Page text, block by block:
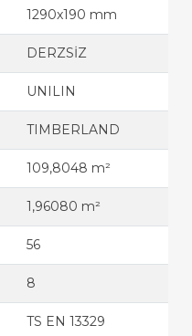
1290x190 mm
DERZSİZ
UNILIN
TIMBERLAND
109,8048 m²
1,96080 m²
56
8
TS EN 13329